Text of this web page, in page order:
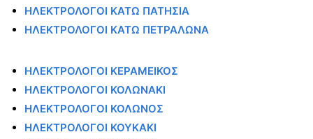
ΗΛΕΚΤΡΟΛΟΓΟΙ ΚΑΤΩ ΠΑΤΗΣΙΑ
ΗΛΕΚΤΡΟΛΟΓΟΙ ΚΑΤΩ ΠΕΤΡΑΛΩΝΑ
ΗΛΕΚΤΡΟΛΟΓΟΙ ΚΕΡΑΜΕΙΚΟΣ
ΗΛΕΚΤΡΟΛΟΓΟΙ ΚΟΛΩΝΑΚΙ
ΗΛΕΚΤΡΟΛΟΓΟΙ ΚΟΛΩΝΟΣ
ΗΛΕΚΤΡΟΛΟΓΟΙ ΚΟΥΚΑΚΙ